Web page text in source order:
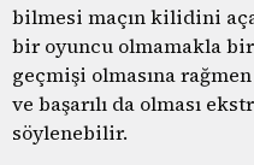
bilmesi maçın kilidini
bir oyuncu olmamakla
geçmişi olmasına
ve başarılı da olması
söylenebilir.